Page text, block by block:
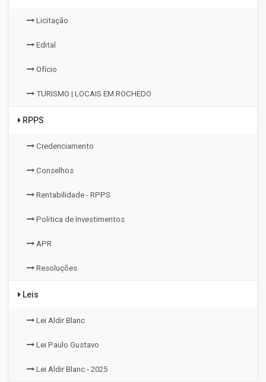
Licitação
Edital
Ofício
TURISMO | LOCAIS EM ROCHEDO
RPPS
Credenciamento
Conselhos
Rentabilidade - RPPS
Politica de Investimentos
APR
Resoluções
Leis
Lei Aldir Blanc
Lei Paulo Gustavo
Lei Aldir Blanc - 2025